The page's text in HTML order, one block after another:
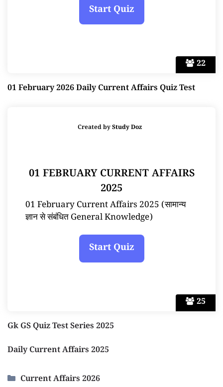
22
01 February 2026 Daily Current Affairs Quiz Test
25
Created byStudy Doz
01 FEBRUARY CURRENT AFFAIRS
2025
01 February Current Affairs 2025 (सामान्य
ज्ञान से संबंधित General Knowledge)
Gk GS Quiz Test Series 2025
Daily Current Affairs 2025
Categories
Current Affairs 2026